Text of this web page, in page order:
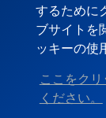
するために
ブサイトを
ッキーの使
ここをク
ください。
Copyright © 2022-2026